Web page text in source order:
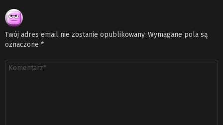
Twój adres email nie zostanie opublikowany. Wymagane pola są
oznaczone *